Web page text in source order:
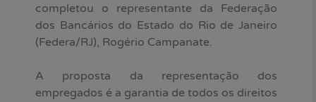
completou o representante da Federação
dos Bancários do Estado do Rio de Janeiro
(Federa/RJ), Rogério Campanate.
A proposta da representação dos
empregados é a garantia de todos os direitos